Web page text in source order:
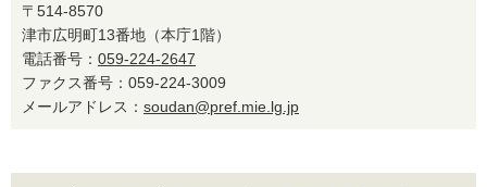
〒514-8570
津市広明町13番地（本庁1階）
電話番号： 059-224-2647
ファクス番号：059-224-3009
メールアドレス： soudan@pref.mie.lg.jp